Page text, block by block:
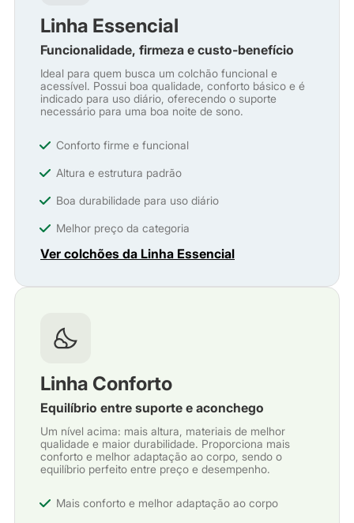
Linha Essencial
Funcionalidade, firmeza e custo-benefício
Ideal para quem busca um colchão funcional e
acessível. Possui boa qualidade, conforto básico e é
indicado para uso diário, oferecendo o suporte
necessário para uma boa noite de sono.
Conforto firme e funcional
Altura e estrutura padrão
Boa durabilidade para uso diário
Melhor preço da categoria
Ver colchões da Linha Essencial
Linha Conforto
Equilíbrio entre suporte e aconchego
Um nível acima: mais altura, materiais de melhor
qualidade e maior durabilidade. Proporciona mais
conforto e melhor adaptação ao corpo, sendo o
equilíbrio perfeito entre preço e desempenho.
Mais conforto e melhor adaptação ao corpo